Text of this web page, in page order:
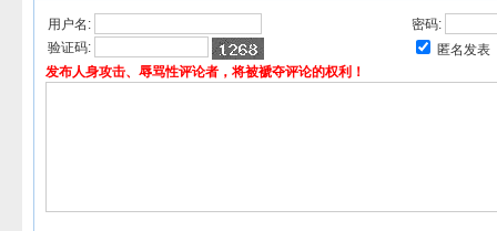
用户名:
密码:
验证码:
匿名发表
发布人身攻击、辱骂性评论者，将被褫夺评论的权利！